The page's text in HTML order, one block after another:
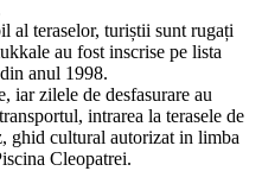
al teraselor, turiștii sunt rugați
au fost inscrise pe lista
anul 1998.
iar zilele de desfasurare au
intrarea la terasele de
ghid cultural autorizat in limba
Cleopatrei.